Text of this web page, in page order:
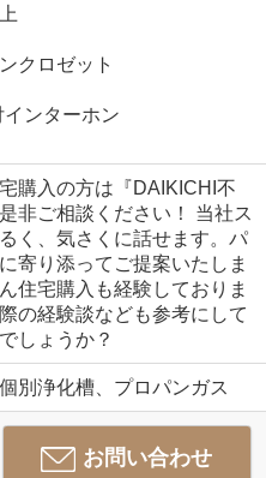
クロゼット
ンターホン
購入の方は『DAIKICHI不
非ご相談ください！ 当社ス
く、気さくに話せます。パ
寄り添ってご提案いたしま
住宅購入も経験しておりま
の経験談なども参考にして
しょうか？
別浄化槽、プロパンガス
お問い合わせ